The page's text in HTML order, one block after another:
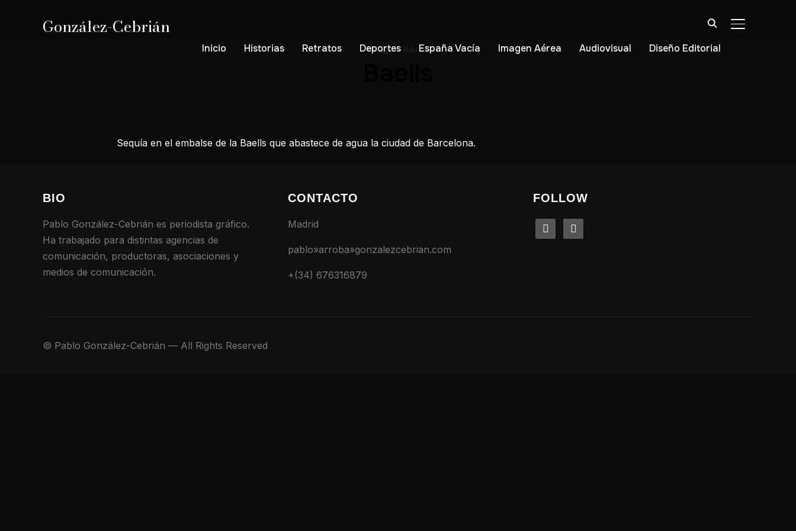
González-Cebrián ALTERNAR
Inicio Historias Retratos Deportes España Vacía Imagen Aérea Audiovisual Diseño Editorial
Imagen Aérea
Sequía en el embalse de la Baells que abastece de agua la ciudad de Barcelona.
BIO
Pablo González-Cebrián es periodista gráfico.
Ha trabajado para distintas agencias de
comunicación, productoras, asociaciones y
medios de comunicación.
CONTACTO
Madrid
pablo»arroba»gonzalezcebrian.com
+(34) 676316879
FOLLOW
linkedin instagram
© Pablo González-Cebrián — All Rights Reserved